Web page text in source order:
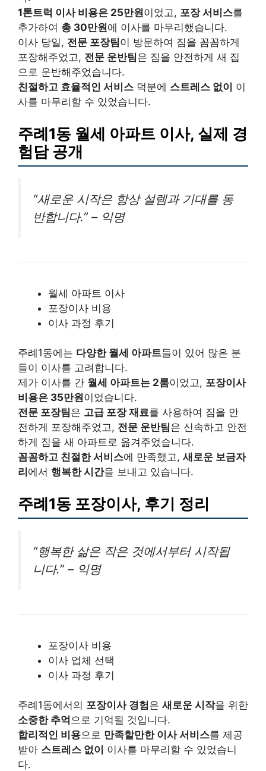
1톤트럭 이사 비용은 25만원이었고, 포장 서비스를
추가하여 총 30만원에 이사를 마무리했습니다.
이사 당일, 전문 포장팀이 방문하여 짐을 꼼꼼하게
포장해주었고, 전문 운반팀은 짐을 안전하게 새 집
으로 운반해주었습니다.
친절하고 효율적인 서비스 덕분에 스트레스 없이
이
사를 마무리할 수 있었습니다.
주례1동 월세 아파트 이사, 실제 경
험담 공개
“새로운 시작은 항상 설렘과 기대를 동
반합니다.” – 익명
월세 아파트 이사
포장이사 비용
이사 과정 후기
주례1동에는 다양한 월세 아파트들이 있어 많은 분
들이 이사를 고려합니다.
제가 이사를 간 월세 아파트는 2룸이었고, 포장이사
비용은 35만원이었습니다.
전문 포장팀은 고급 포장 재료를 사용하여 짐을 안
전하게 포장해주었고, 전문 운반팀은 신속하고 안전
하게 짐을 새 아파트로 옮겨주었습니다.
꼼꼼하고 친절한 서비스에 만족했고, 새로운 보금자
리 에서 행복한 시간을 보내고 있습니다.
주례1동 포장이사, 후기 정리
“행복한 삶은 작은 것에서부터 시작됩
니다.” – 익명
포장이사 비용
이사 업체 선택
이사 과정 후기
주례1동에서의 포장이사 경험은 새로운 시작을 위한
소중한 추억 으로 기억될 것입니다.
합리적인 비용으로 만족할만한 이사 서비스를 제공
받아 스트레스 없이
이사를 마무리할 수 있었습니
다.